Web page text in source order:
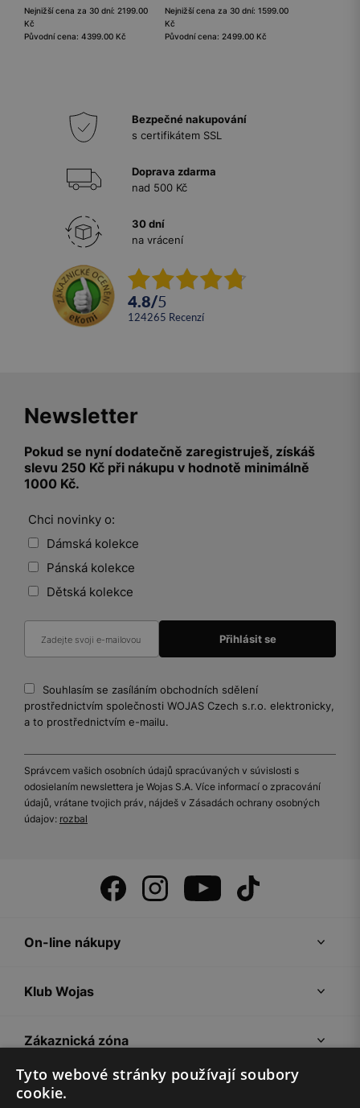
Nejnižší cena za 30 dní: 2199.00
Kč
Původní cena: 4399.00 Kč
Nejnižší cena za 30 dní: 1599.00
Kč
Původní cena: 2499.00 Kč
Bezpečné nakupování
s certifikátem SSL
Doprava zdarma
nad 500 Kč
30 dní
na vrácení
4.8/5
124265 recenzí
Newsletter
Pokud se nyní dodatečně zaregistruješ, získáš
slevu 250 Kč při nákupu v hodnotě minimálně
1000 Kč.
Chci novinky o:
Dámská kolekce
Pánská kolekce
Dětská kolekce
Souhlasím se zasíláním obchodních sdělení
prostřednictvím společnosti WOJAS Czech s.r.o. elektronicky,
a to prostřednictvím e-mailu.
Správcem vašich osobních údajů spracúvaných v súvislosti s
odosielaním newslettera je Wojas S.A. Více informací o zpracování
údajů, vrátane tvojich práv, nájdeš v Zásadách ochrany osobných
údajov: rozbal
On-line nákupy
Klub Wojas
Zákaznická zóna
Společnost Wojas
Tyto webové stránky používají soubory
cookie.